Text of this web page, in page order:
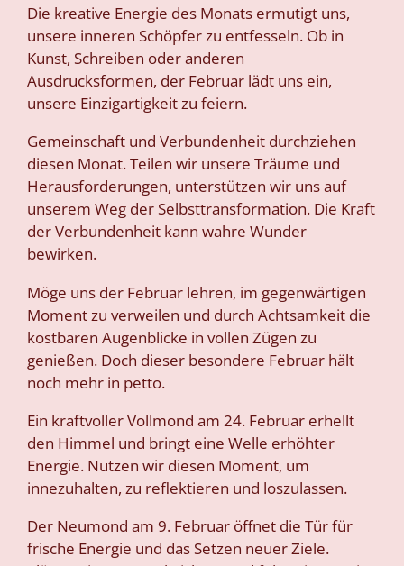
Die kreative Energie des Monats ermutigt uns,
unsere inneren Schöpfer zu entfesseln. Ob in
Kunst, Schreiben oder anderen
Ausdrucksformen, der Februar lädt uns ein,
unsere Einzigartigkeit zu feiern.
Gemeinschaft und Verbundenheit durchziehen
diesen Monat. Teilen wir unsere Träume und
Herausforderungen, unterstützen wir uns auf
unserem Weg der Selbsttransformation. Die Kraft
der Verbundenheit kann wahre Wunder
bewirken.
Möge uns der Februar lehren, im gegenwärtigen
Moment zu verweilen und durch Achtsamkeit die
kostbaren Augenblicke in vollen Zügen zu
genießen. Doch dieser besondere Februar hält
noch mehr in petto.
Ein kraftvoller Vollmond am 24. Februar erhellt
den Himmel und bringt eine Welle erhöhter
Energie. Nutzen wir diesen Moment, um
innezuhalten, zu reflektieren und loszulassen.
Der Neumond am 9. Februar öffnet die Tür für
frische Energie und das Setzen neuer Ziele.